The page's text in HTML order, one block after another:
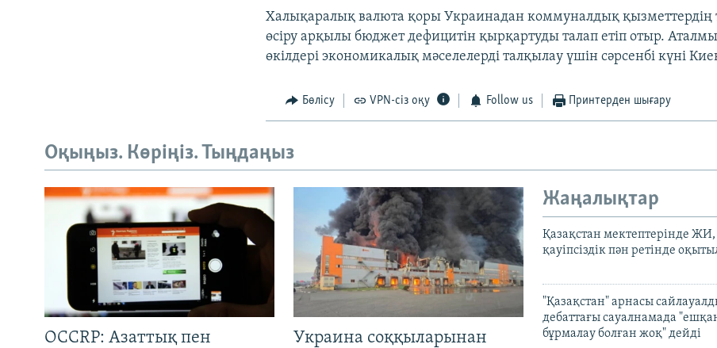
Халықаралық валюта қоры Украинадан коммуналдық қызметтердің
өсіру арқылы бюджет дефицитін қырқартуды талап етіп отыр.
өкілдері экономикалық мәселелерді талқылау үшін сәрсенбі күні
Бөлісу VPN-сіз оқу Follow us Принтерден шығару
Оқыңыз. Көріңіз. Тыңдаңыз
OCCRP: Азаттық пен
Украина соққыларынан
Жаңалықтар
Қазақстан мектептерінде
қауіпсіздік пән ретінде
"Қазақстан" арнасы
дебаттағы сауалнамада
бұрмалау болған жоқ" дейді